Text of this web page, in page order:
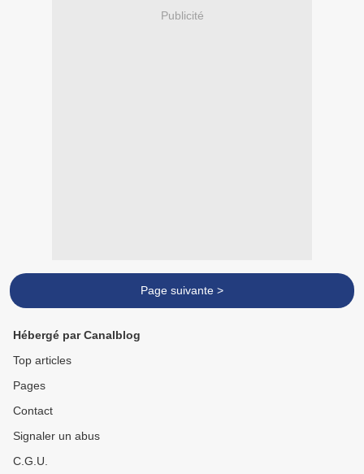
Publicité
Page suivante >
Hébergé par Canalblog
Top articles
Pages
Contact
Signaler un abus
C.G.U.